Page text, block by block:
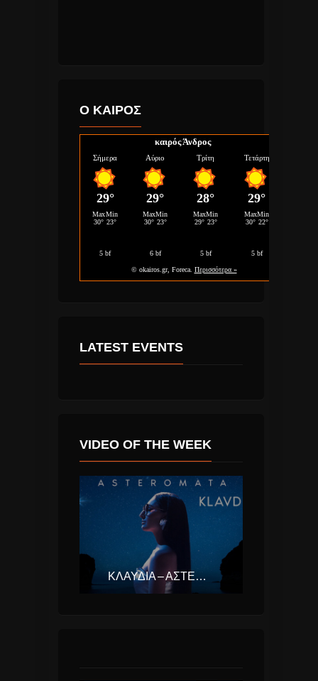
Ο ΚΑΙΡΟΣ
καιρός Άνδρος
LATEST EVENTS
VIDEO OF THE WEEK
ΚΛΑΥΔΊΑ – ΑΣΤΕΡΟΜΆΤΑ (EUROVISION ΕΛΛΆΔΑ 2025)